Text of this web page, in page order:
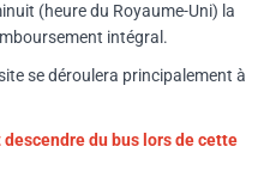
(heure du Royaume-Uni) la
intégral.
se déroulera principalement à
du bus lors de cette